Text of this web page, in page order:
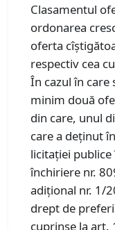
Clasamentul
ordonarea
oferta
respectiv cea
În cazul în care
minim două
din care, unul
care a deținut
licitației
închiriere nr.
adițional nr. 1/
drept de
cuprinse la art.